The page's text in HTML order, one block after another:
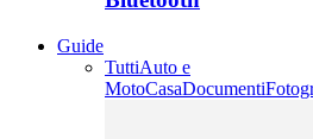
Guide
TuttiAuto e
MotoCasaDocumenti